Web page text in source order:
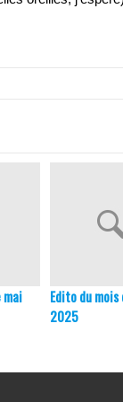
mai
Edito du mois
2025